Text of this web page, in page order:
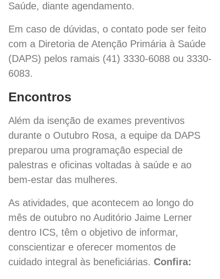
Saúde, diante agendamento.
Em caso de dúvidas, o contato pode ser feito
com a Diretoria de Atenção Primária à Saúde
(DAPS) pelos ramais (41) 3330-6088 ou 3330-
6083.
Encontros
Além da isenção de exames preventivos
durante o Outubro Rosa, a equipe da DAPS
preparou uma programação especial de
palestras e oficinas voltadas à saúde e ao
bem-estar das mulheres.
As atividades, que acontecem ao longo do
mês de outubro no Auditório Jaime Lerner
dentro ICS, têm o objetivo de informar,
conscientizar e oferecer momentos de
cuidado integral às beneficiárias. Confira: